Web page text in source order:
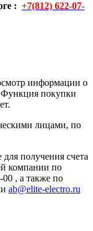
: +7(812) 622-07-
информации о
Функция покупки
лицами, по
получения счета
компании по
, а также по
ab@elite-electro.ru